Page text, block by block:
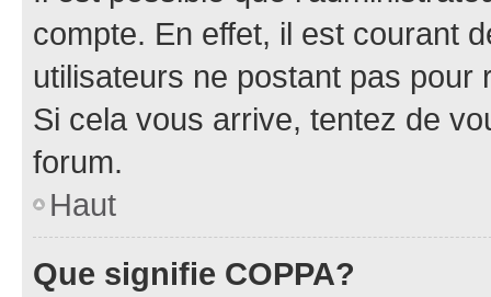
compte. En effet, il est courant
utilisateurs ne postant pas pour
Si cela vous arrive, tentez de
forum.
Haut
Que signifie COPPA?